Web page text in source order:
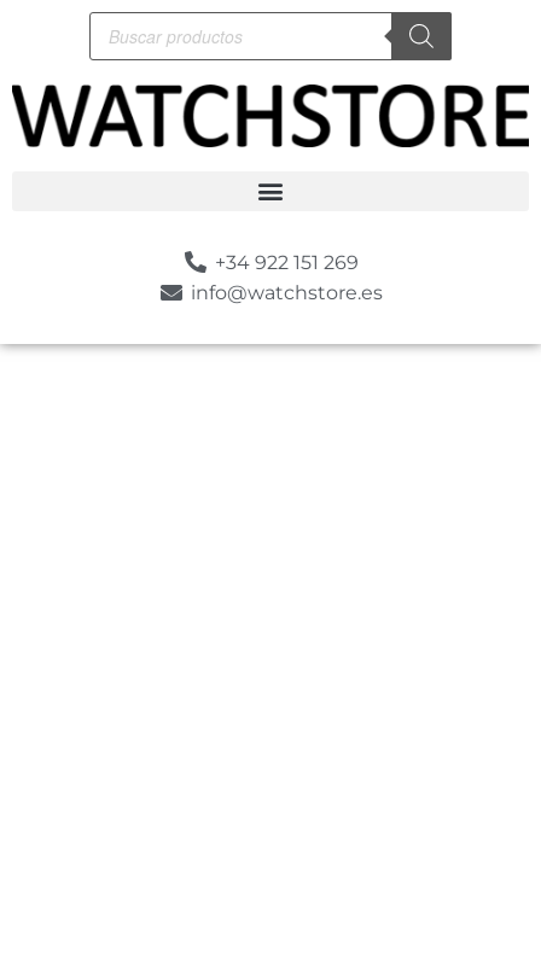
+34 922 151 269
info@watchstore.es